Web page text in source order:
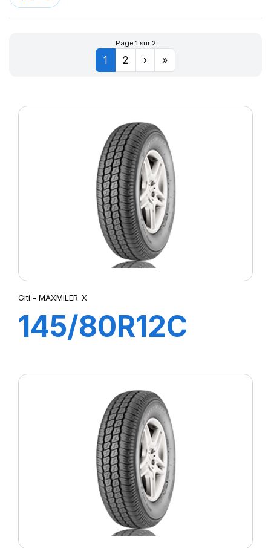
Page 1 sur 2
1 2 › »
Giti - MAXMILER-X
145/80R12C
MAXMILER-X